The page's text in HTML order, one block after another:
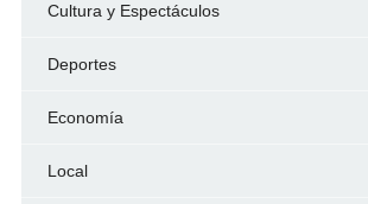
Cultura y Espectáculos
Deportes
Economía
Local